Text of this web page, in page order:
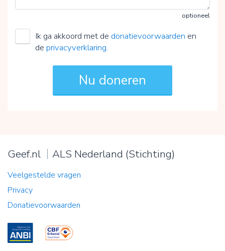
optioneel
Ik ga akkoord met de donatievoorwaarden en
de privacyverklaring.
Geef.nl ALS Nederland (Stichting)
Veelgestelde vragen
Privacy
Donatievoorwaarden